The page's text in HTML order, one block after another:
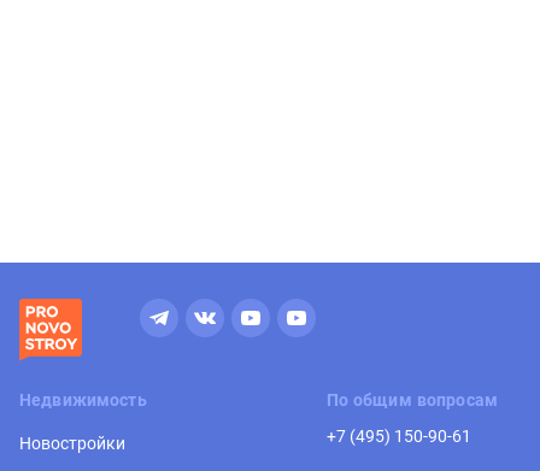
Недвижимость
Новостройки
По общим вопросам
+7 (495) 150-90-61